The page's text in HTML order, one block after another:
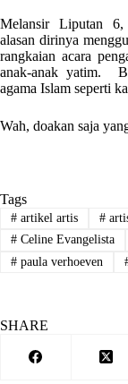
Melansir Liputan 6,
alasan dirinya
rangkaian acara
anak-anak yatim.
agama Islam seperti
Wah, doakan saja
Tags
#artikel artis #
#Celine Evangelista
#paula verhoeven
SHARE